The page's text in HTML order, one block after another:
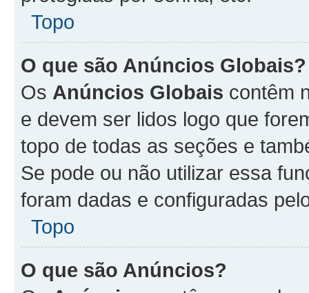
Topo
O que são Anúncios Globais?
Os Anúncios Globais contêm
e devem ser lidos logo que
topo de todas as seções e
Se pode ou não utilizar essa
foram dadas e configuradas
Topo
O que são Anúncios?